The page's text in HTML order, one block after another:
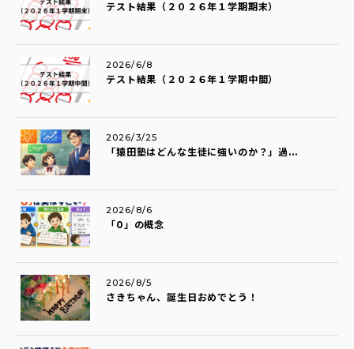
テスト結果（２０２６年１学期期末）
テスト結果（２０２６年１学期中間）
2026/6/8
「猿田塾はどんな生徒に強いのか？」過...
2026/3/25
「0」の概念
2026/8/6
さきちゃん、誕生日おめでとう！
2026/8/5